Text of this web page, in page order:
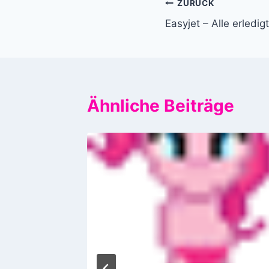
ZURÜCK
Easyjet – Alle erledigt
Ähnliche Beiträge